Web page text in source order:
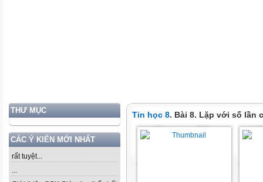
THƯ MỤC
CÁC Ý KIẾN MỚI NHẤT
rất tuyệt...
...
Tin học 8. Bài 8. Lặp với số lần